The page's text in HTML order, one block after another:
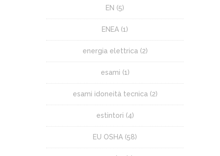
EN (5)
ENEA (1)
energia elettrica (2)
esami (1)
esami idoneità tecnica (2)
estintori (4)
EU OSHA (58)